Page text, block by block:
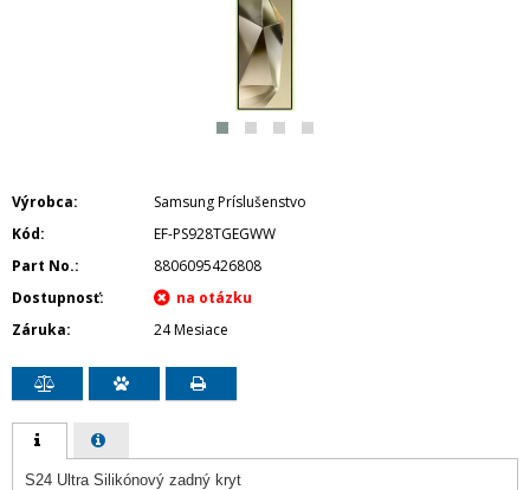
Výrobca
Samsung Príslušenstvo
Kód
EF-PS928TGEGWW
Part No.
8806095426808
Dostupnosť
Záruka
24 Mesiace
S24 Ultra Silikónový zadný kryt